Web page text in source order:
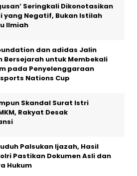
Seringkali Dikonotasikan
yang Negatif, Bukan Istilah
Ilmiah
dan adidas Jalin
Bersejarah untuk Membekali
pada Penyelenggaraan
Nations Cup
Skandal Surat Istri
Rakyat Desak
Palsukan Ijazah, Hasil
Pastikan Dokumen Asli dan
Hukum